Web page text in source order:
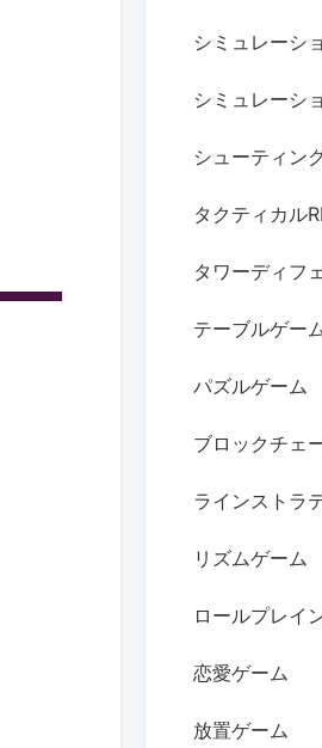
シミュレーシ
シミュレーシ
シューティン
タクティカル
タワーディフ
テーブルゲー
パズルゲーム
ブロックチェ
ラインストラ
リズムゲーム
ロールプレイ
恋愛ゲーム
放置ゲーム